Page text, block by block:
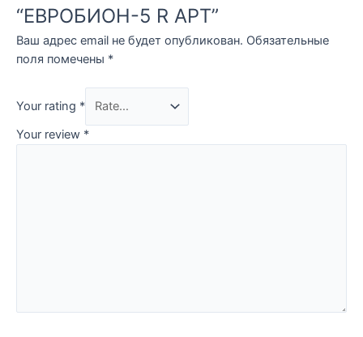
“ЕВРОБИОН-5 R АРТ”
Ваш адрес email не будет опубликован. Обязательные
поля помечены *
Your rating *
Your review *